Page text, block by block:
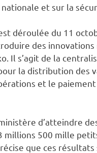
et sur la
déroulée du 11
des
Il s’agit de la
la distribution des
et le
d’atteindre
millions 500 mille
que ces résultats